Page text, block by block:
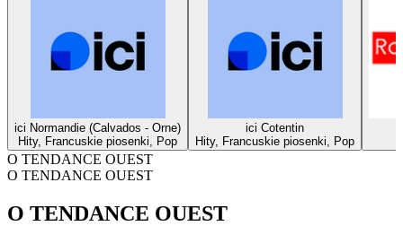
ici Normandie (Calvados - Orne)
Hity, Francuskie piosenki, Pop
ici Cotentin
Hity, Francuskie piosenki, Pop
O TENDANCE OUEST
O TENDANCE OUEST
O TENDANCE OUEST